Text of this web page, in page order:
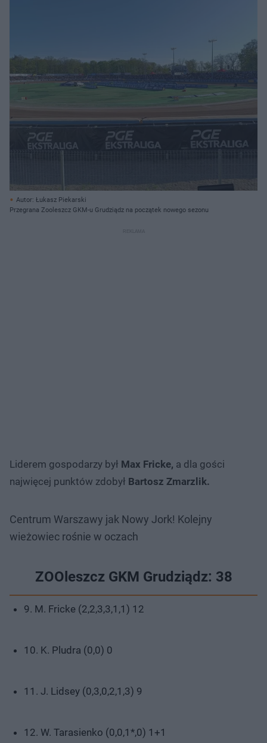
Autor: Łukasz Piekarski
Przegrana Zooleszcz GKM-u Grudziądz na początek nowego sezonu
Liderem gospodarzy był Max Fricke, a dla gości
najwięcej punktów zdobył Bartosz Zmarzlik.
Centrum Warszawy jak Nowy Jork! Kolejny
wieżowiec rośnie w oczach
ZOOleszcz GKM Grudziądz: 38
9. M. Fricke (2,2,3,3,1,1) 12
10. K. Pludra (0,0) 0
11. J. Lidsey (0,3,0,2,1,3) 9
12. W. Tarasienko (0,0,1*,0) 1+1